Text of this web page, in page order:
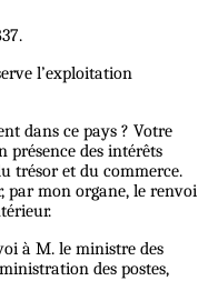
l’exploitation
dans ce pays ? Votre
présence des intérêts
trésor et du commerce.
par mon organe, le renvoi
à M. le ministre des
des postes,